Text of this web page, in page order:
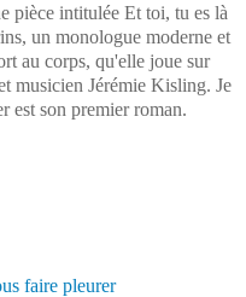
pièce intitulée Et toi, tu es là
un monologue moderne et
au corps, qu'elle joue sur
musicien Jérémie Kisling. Je
est son premier roman.
faire pleurer